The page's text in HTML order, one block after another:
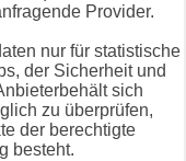
Provider.
nur für statistische
der Sicherheit und
sich
zu überprüfen,
der berechtigte
besteht.